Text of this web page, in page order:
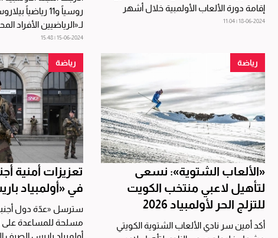
إقامة دورة الألعاب الأولمبية خلال أشهر
الصيف وسط مخاوف...
18-06-2024 | 11:04
روسياً و11 رياضياً
لـ«الرياضيين الأفراد
15-06-2024 | 15:48
رياضة
«الألعاب الشتوية»: نسعى
لتأهيل لاعبي منتخب الكويت
للتزلج الحر لأولمبياد 2026
أكد أمين سر نادي الألعاب الشتوية الكويتي
رياضة
تعزيزات أمنية
في «أولمبياد باريس
سترسل «عدّة دول
مسلحة للمساعدة على
أولمبياد باريس الصيف